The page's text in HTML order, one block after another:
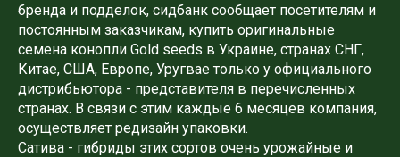
бренда и подделок, сидбанк сообщает посетителям и
постоянным заказчикам, купить оригинальные
семена конопли Gold seeds в Украине, странах СНГ,
Китае, США, Европе, Уругвае только у официального
дистрибьютора - представителя в перечисленных
странах. В связи с этим каждые 6 месяцев компания,
осуществляет редизайн упаковки.
Сатива - гибриды этих сортов очень урожайные и